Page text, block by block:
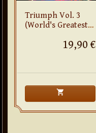
Triumph Vol. 3
(World's Greatest
19,90 €
shopping_cart